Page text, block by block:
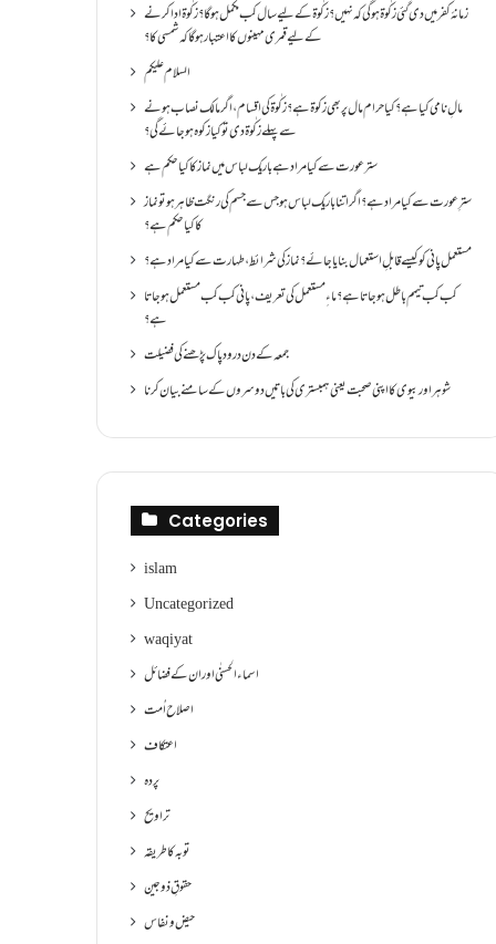
زمانۂ کفر میں دی گئی زکٰوۃ ہو گی کہ نہیں؟زکٰوۃ کے لیے سال کب مکمل ہو گا؟زکٰوۃ ادا کرنے
کے لیے قمری مہینوں کا اعتبار ہو گا کہ شمسی کا؟
السلام علیکم
مالِ نامی کیا ہے؟ کیا حرام مال پر بھی زکوۃ ہے؟ زکٰوۃ کی اقسام ،اگر مالک نصاب ہونے
سے پہلے زکٰوۃ دی تو کیا زکوه ہو جائےگی؟
ستر عورت سے کیا مراد ہے باریک لباس میں نماز کا کیا حکم ہے
سترِ عورت سے کیا مراد ہے؟اگر اتنا باریک لباس ہو جس سے جسم کی رنگت ظاہر ہو تو نماز
کا کیا حکم ہے؟
مستعمل پانی کو کیسے قابلِ استعمال بنایا جائے؟ نماز کی شرائط ،طہارت سے کیا مراد ہے؟
کب کب تیمم باطل ہو جاتا ہے؟ ماءِ مستعمل کی تعریف ،پانی کب کب مستعمل ہو جاتا
ہے؟
جمعہ کے دن درود پاک پڑھنے کی فضیلت
شوہر اور بیوی کا اپنی صحبت یعنی ہمبستری کی باتیں دوسروں کے سامنے بیان کرنا
Categories
islam
Uncategorized
waqiyat
اسماءالحسنٰی اور ان کے فضائل
اصلاح اُمت
اعتکاف
پردہ
تراویح
توبہ کا طریقہ
حقوقِ ذوجین
حیض و نفاس